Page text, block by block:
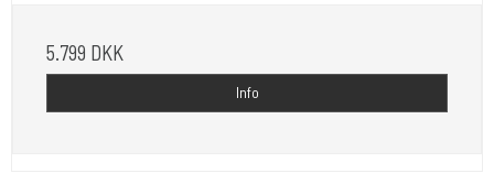
5.799 DKK
Info